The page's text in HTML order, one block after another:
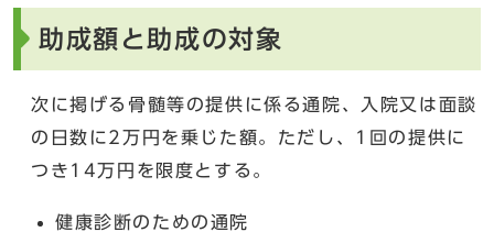
助成額と助成の対象
次に掲げる骨髄等の提供に係る通院、入院又は面談
の日数に2万円を乗じた額。ただし、1回の提供に
つき14万円を限度とする。
健康診断のための通院